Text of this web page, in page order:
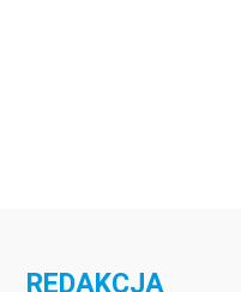
REDAKCJA